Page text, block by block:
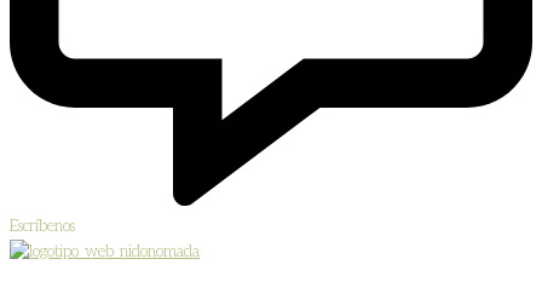
Escríbenos